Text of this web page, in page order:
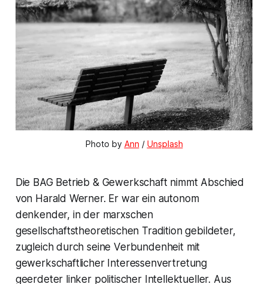
Photo by Ann / Unsplash
Die BAG Betrieb & Gewerkschaft nimmt Abschied
von Harald Werner. Er war ein autonom
denkender, in der marxschen
gesellschaftstheoretischen Tradition gebildeter,
zugleich durch seine Verbundenheit mit
gewerkschaftlicher Interessenvertretung
geerdeter linker politischer Intellektueller. Aus